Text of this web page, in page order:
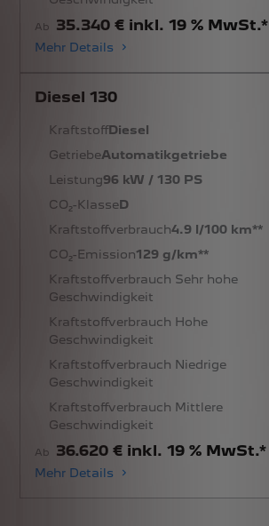
Ab 35.340 € inkl. 19 % MwSt.*
Mehr Details
Diesel 130
KraftstoffDiesel
GetriebeAutomatikgetriebe
Leistung96 kW / 130 PS
CO₂-KlasseD
Kraftstoffverbrauch4.9 l/100 km**
CO₂-Emission129 g/km**
Kraftstoffverbrauch Sehr hohe
Geschwindigkeit
Kraftstoffverbrauch Hohe
Geschwindigkeit
Kraftstoffverbrauch Niedrige
Geschwindigkeit
Kraftstoffverbrauch Mittlere
Geschwindigkeit
Ab 36.620 € inkl. 19 % MwSt.*
Mehr Details